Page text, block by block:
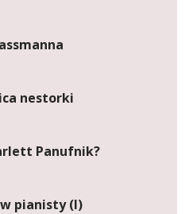
nestorki
Panufnik?
pianisty (I)